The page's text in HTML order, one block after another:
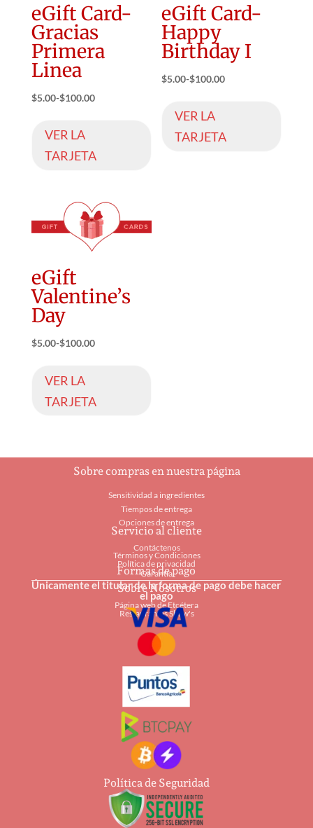
eGift Card-
Gracias
Primera
Linea
$5.00-$100.00
VER LA
TARJETA
eGift Card-
Happy
Birthday I
$5.00-$100.00
VER LA
TARJETA
eGift
Valentine’s
Day
$5.00-$100.00
VER LA
TARJETA
Sobre compras en nuestra página
Sensitividad a ingredientes
Tiempos de entrega
Opciones de entrega
Servicio al cliente
Contáctenos
Términos y Condiciones
Política de privacidad
Garantía
Sobre Nosotros
Página web de Etcétera
Restaurantes Shaw's
Formas de pago
Únicamente el titular de la forma de pago debe hacer
el pago
Política de Seguridad